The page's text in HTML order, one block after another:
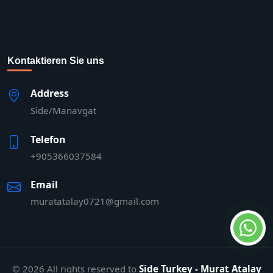
Kontaktieren Sie uns
Address
Side/Manavgat
Telefon
+905366037584
Email
muratatalay0721@gmail.com
© 2026 All rights reserved to Side Turkey - Murat Atalay